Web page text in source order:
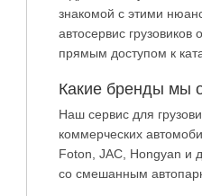
знакомой с этими
автосервис
прямым доступом к
Какие бренды мы
Наш сервис для
коммерческих
Foton, JAC, Hongyan и
со смешанным